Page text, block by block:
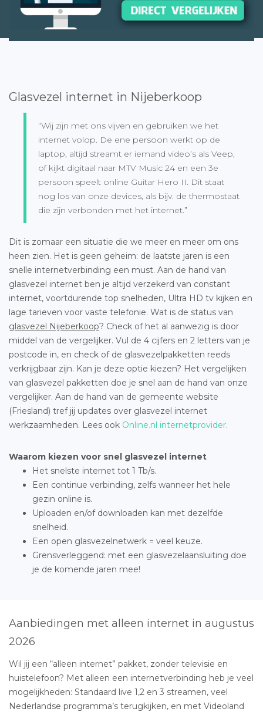
Glasvezel internet in Nijeberkoop
“Wij zijn met ons vijven en gebruiken we het
internet volop. De ene persoon werkt op de
laptop, altijd streamt er iemand video’s als Veep,
of kijkt digitaal naar MTV Music 24 en een 3e
persoon speelt online Guitar Hero II. Dit staat
nog los van onze devices, als bijv. de thermostaat
die zijn verbonden met het internet.”
Dit is zomaar een situatie die we meer en meer om ons
heen zien. Het is geen geheim: de laatste jaren is een
snelle internetverbinding een must. Aan de hand van
glasvezel internet ben je altijd verzekerd van constant
internet, voortdurende top snelheden, Ultra HD tv kijken en
lage tarieven voor vaste telefonie. Wat is de status van
glasvezel Nijeberkoop? Check of het al aanwezig is door
middel van de vergelijker. Vul de 4 cijfers en 2 letters van je
postcode in, en check of de glasvezelpakketten reeds
verkrijgbaar zijn. Kan je deze optie kiezen? Het vergelijken
van glasvezel pakketten doe je snel aan de hand van onze
vergelijker. Aan de hand van de gemeente website
(Friesland) tref jij updates over glasvezel internet
werkzaamheden. Lees ook Online.nl internetprovider.
Waarom kiezen voor snel glasvezel internet
Het snelste internet tot 1 Tb/s.
Een continue verbinding, zelfs wanneer het hele
gezin online is.
Uploaden en/of downloaden kan met dezelfde
snelheid.
Een open glasvezelnetwerk = veel keuze.
Grensverleggend: met een glasvezelaansluiting doe
je de komende jaren mee!
Aanbiedingen met alleen internet in augustus
2026
Wil jij een “alleen internet” pakket, zonder televisie en
huistelefoon? Met alleen een internetverbinding heb je veel
mogelijkheden: Standaard live 1,2 en 3 streamen, veel
Nederlandse programma’s terugkijken, en met Videoland